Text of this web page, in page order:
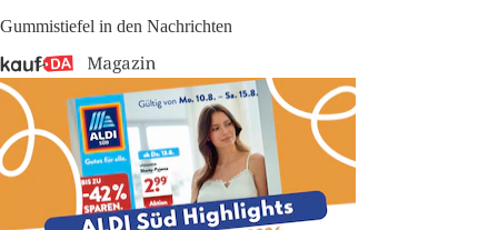
Gummistiefel in den Nachrichten